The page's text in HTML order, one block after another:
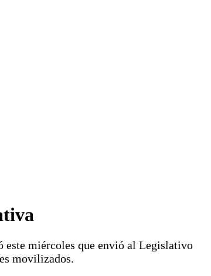
este miércoles que envió al Legislativo
movilizados.